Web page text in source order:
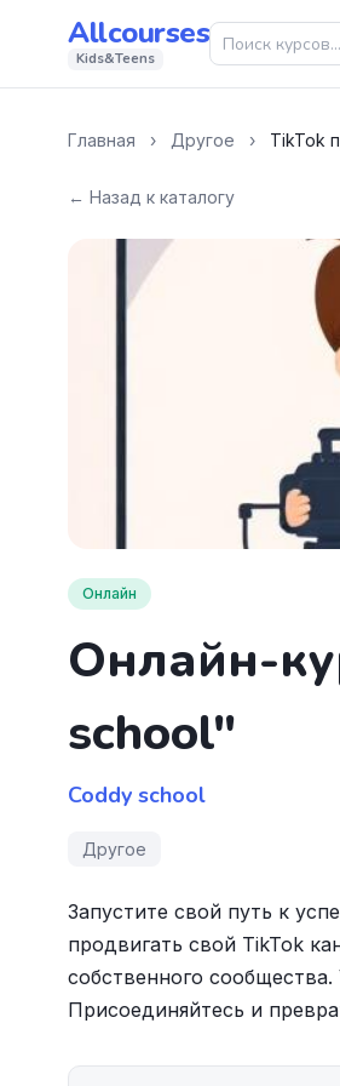
Allcourses
Kids&Teens
Главная › Другое › TikTok
← Назад к каталогу
Онлайн
Онлайн-
school"
Coddy school
Другое
Запустите свой путь к
продвигать свой TikTok
собственного
Присоединяйтесь и